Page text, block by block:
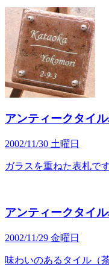
アンティークタイ
2002/11/30 土曜日
ガラスを重ねた表札です
アンティークタイ
2002/11/29 金曜日
味わいのあるタイル（